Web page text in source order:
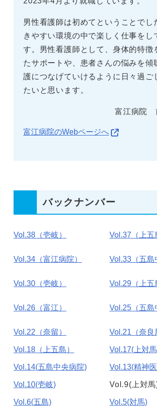
男性看護師は初めてということでし
きやすい環境の中で楽しく仕事をし
す。男性看護師として、身体的特徴
たサポートや、患者さんの悩みを傾
護につなげていけるように日々過ご
たいと思います。
富江病院
富江病院のWebページへ
バックナンバー
Vol.38（壱岐） Vol.37（上五
Vol.34（富江病院） Vol.33（五島
Vol.30（壱岐） Vol.29（上五
Vol.26（富江） Vol.25（五島
Vol.22（奈留） Vol.21（奈良
Vol.18（上五島） Vol.17(上対
Vol.14(五島中央病院) Vol.13(精神
Vol.10(壱岐) Vol.9(上対馬
Vol.6(五島) Vol.5(対馬)